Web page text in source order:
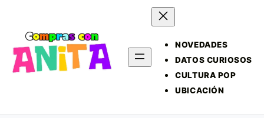
NOVEDADES
DATOS CURIOSOS
CULTURA POP
UBICACIÓN